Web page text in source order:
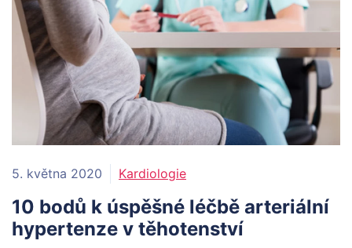
5. května 2020 Kardiologie
10 bodů k úspěšné léčbě arteriální
hypertenze v těhotenství